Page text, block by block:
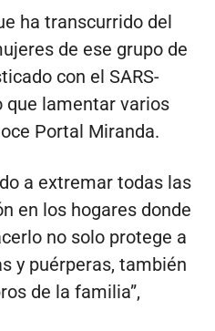
ha transcurrido del
de ese grupo de
con el SARS-
que lamentar varios
Portal Miranda.
a extremar todas las
en los hogares donde
no solo protege a
y puérperas, también
de la familia”,